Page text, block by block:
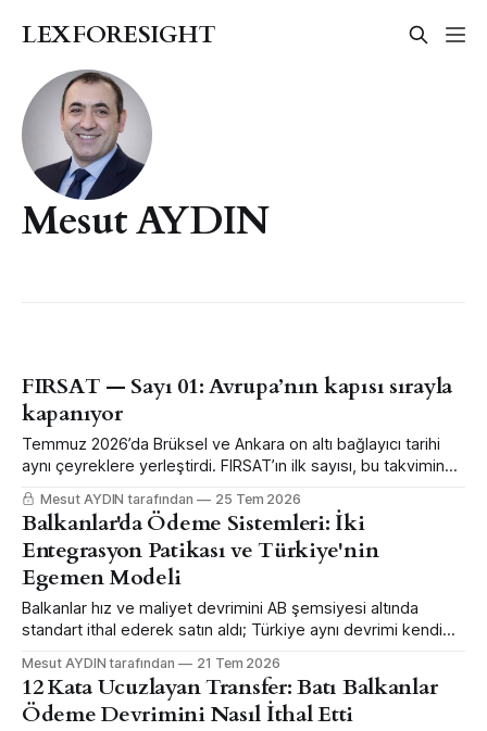
LEXFORESIGHT
Mesut AYDIN
FIRSAT — Sayı 01: Avrupa’nın kapısı sırayla
kapanıyor
Temmuz 2026’da Brüksel ve Ankara on altı bağlayıcı tarihi
aynı çeyreklere yerleştirdi. FIRSAT’ın ilk sayısı, bu takvimin
hangi şirketin hangi kalemini kaç euro değiştirdiğini altı
dosyada anlatıyor.
Mesut AYDIN tarafından 25 Tem 2026
Balkanlar'da Ödeme Sistemleri: İki
Entegrasyon Patikası ve Türkiye'nin
Egemen Modeli
Balkanlar hız ve maliyet devrimini AB şemsiyesi altında
standart ithal ederek satın aldı; Türkiye aynı devrimi kendi
ölçekte yaptı — ama sınır ötesi bağlanabilirlikten feragat
ederek.
Mesut AYDIN tarafından 21 Tem 2026
12 Kata Ucuzlayan Transfer: Batı Balkanlar
Ödeme Devrimini Nasıl İthal Etti